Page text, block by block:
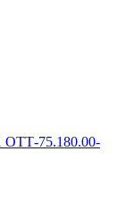
75.180.00-